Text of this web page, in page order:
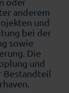
anderem
und
bei der
sowie
Die
und
Bestandteil